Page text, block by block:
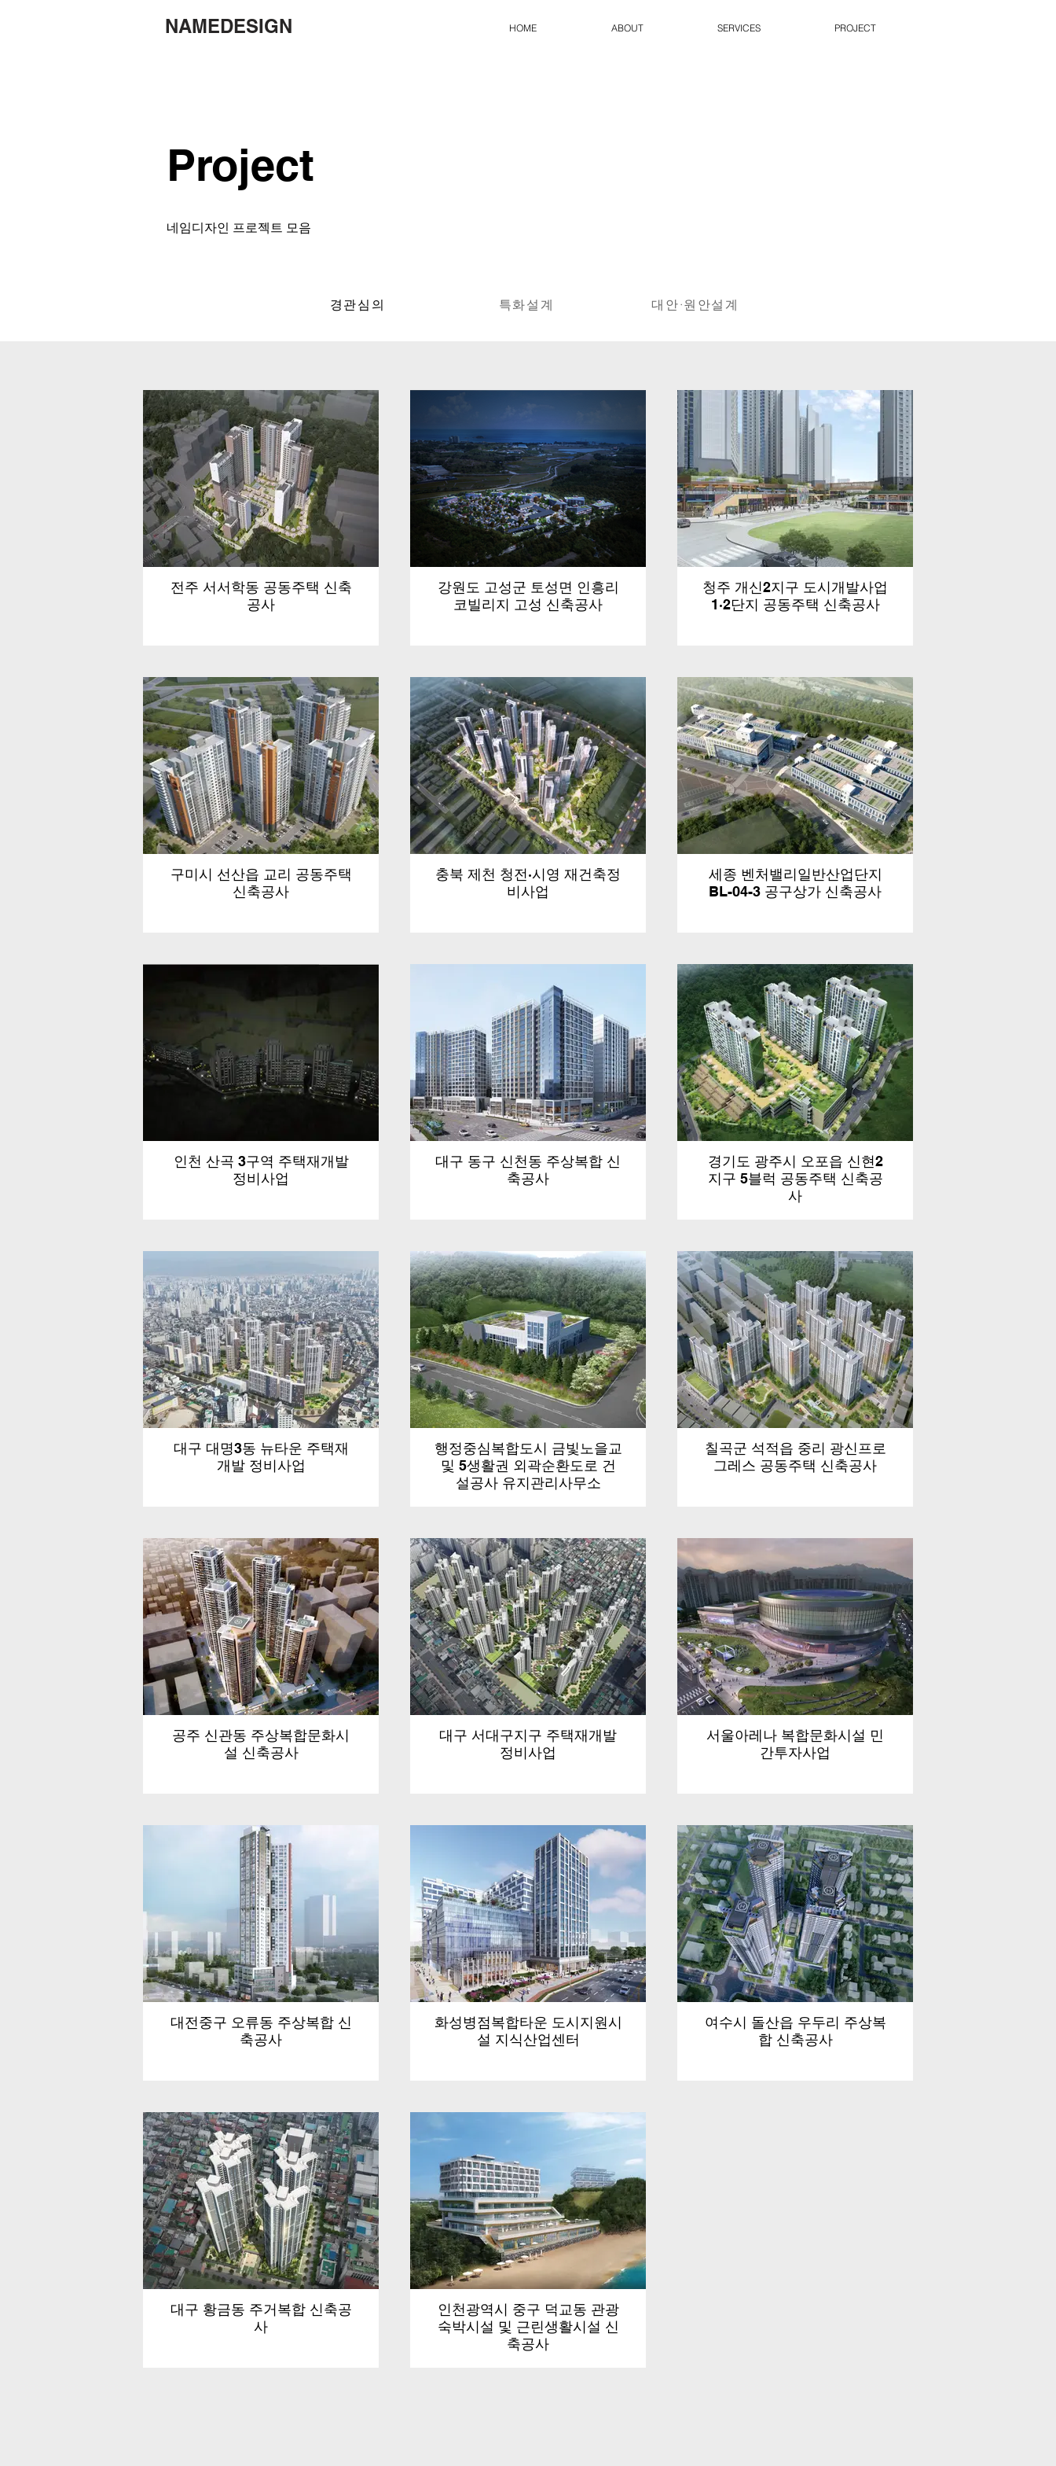
NAMEDESIGN HOME ABOUT SERVICES PROJECT
Project
네임디자인 프로젝트 모음
경관심의 특화설계 대안·원안설계
전주 서서학동 공동주택 신축
공사
강원도 고성군 토성면 인흥리
코빌리지 고성 신축공사
청주 개신2지구 도시개발사업
1·2단지 공동주택 신축공사
구미시 선산읍 교리 공동주택
신축공사
충북 제천 청전·시영 재건축정
비사업
세종 벤처밸리일반산업단지
BL-04-3 공구상가 신축공사
인천 산곡 3구역 주택재개발
정비사업
대구 동구 신천동 주상복합 신
축공사
경기도 광주시 오포읍 신현2
지구 5블럭 공동주택 신축공
사
대구 대명3동 뉴타운 주택재
개발 정비사업
행정중심복합도시 금빛노을교
및 5생활권 외곽순환도로 건
설공사 유지관리사무소
칠곡군 석적읍 중리 광신프로
그레스 공동주택 신축공사
공주 신관동 주상복합문화시
설 신축공사
대구 서대구지구 주택재개발
정비사업
서울아레나 복합문화시설 민
간투자사업
대전중구 오류동 주상복합 신
축공사
화성병점복합타운 도시지원시
설 지식산업센터
여수시 돌산읍 우두리 주상복
합 신축공사
대구 황금동 주거복합 신축공
사
인천광역시 중구 덕교동 관광
숙박시설 및 근린생활시설 신
축공사